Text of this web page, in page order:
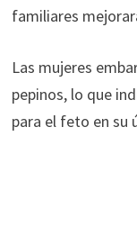
familiares
Las mujeres
pepinos, lo que
para el feto en su